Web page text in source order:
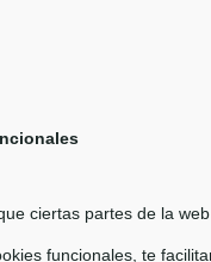
ciertas partes de la
funcionales, te